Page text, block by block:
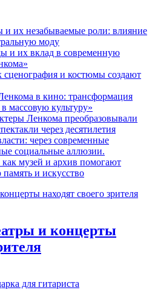
и их незабываемые роли: влияние
моду
и их вклад в современную
сценография и костюмы создают
в кино: трансформация
массовую культуру»
Ленкома преобразовывали
через десятилетия
через современные
социальные аллюзии.
музей и архив помогают
и искусство
и концерты